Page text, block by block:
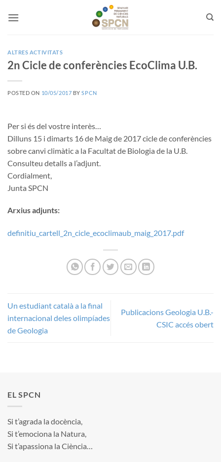
ALTRES ACTIVITATS
2n Cicle de conferències EcoClima U.B.
POSTED ON 10/05/2017 BYSPCN
Per si és del vostre interès…
Dilluns 15 i dimarts 16 de Maig de 2017 cicle de conferències
sobre canvi climàtic a la Facultat de Biologia de la U.B.
Consulteu detalls a l’adjunt.
Cordialment,
Junta SPCN
Arxius adjunts:
definitiu_cartell_2n_cicle_ecoclimaub_maig_2017.pdf
Un estudiant català a la final
internacional deles olimpíades
de Geologia
Publicacions Geologia U.B.-
CSIC accés obert
EL SPCN
Si t’agrada la docència,
Si t’emociona la Natura,
Si t’apassiona la Ciència…